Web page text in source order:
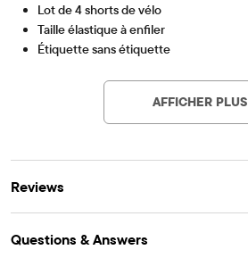
Lot de 4 shorts de vélo
Taille élastique à enfiler
Étiquette sans étiquette
AFFICHER PLUS
Reviews
Questions & Answers